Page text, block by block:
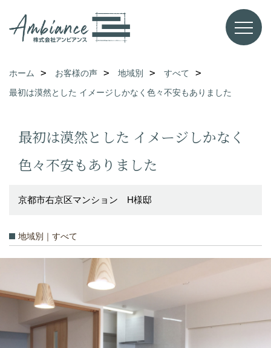
ホーム お客様の声 地域別
すべて
最初は漠然とした イメージしかなく色々不安もありました
最初は漠然とした イメージしかなく
色々不安もありました
京都市右京区マンション H様邸
地域別｜すべて